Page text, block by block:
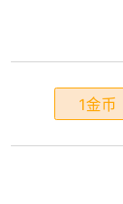
1金币